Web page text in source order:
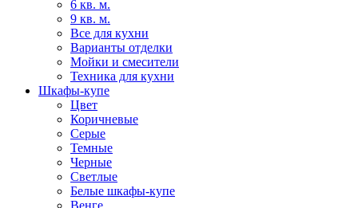
6 кв. м.
9 кв. м.
Все для кухни
Варианты отделки
Мойки и смесители
Техника для кухни
Шкафы-купе
Цвет
Коричневые
Серые
Темные
Черные
Светлые
Белые шкафы-купе
Венге